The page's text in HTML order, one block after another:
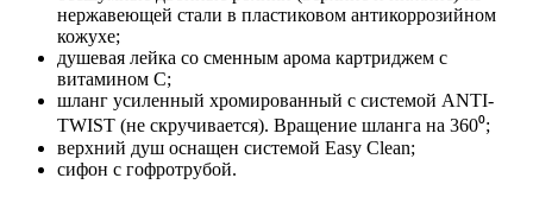
нержавеющей стали в пластиковом антикоррозийном
кожухе;
душевая лейка со сменным арома картриджем c
витамином C;
шланг усиленный хромированный с системой ANTI-
TWIST (не скручивается). Вращение шланга на 360⁰;
верхний душ оснащен системой Easy Clean;
сифон с гофротрубой.